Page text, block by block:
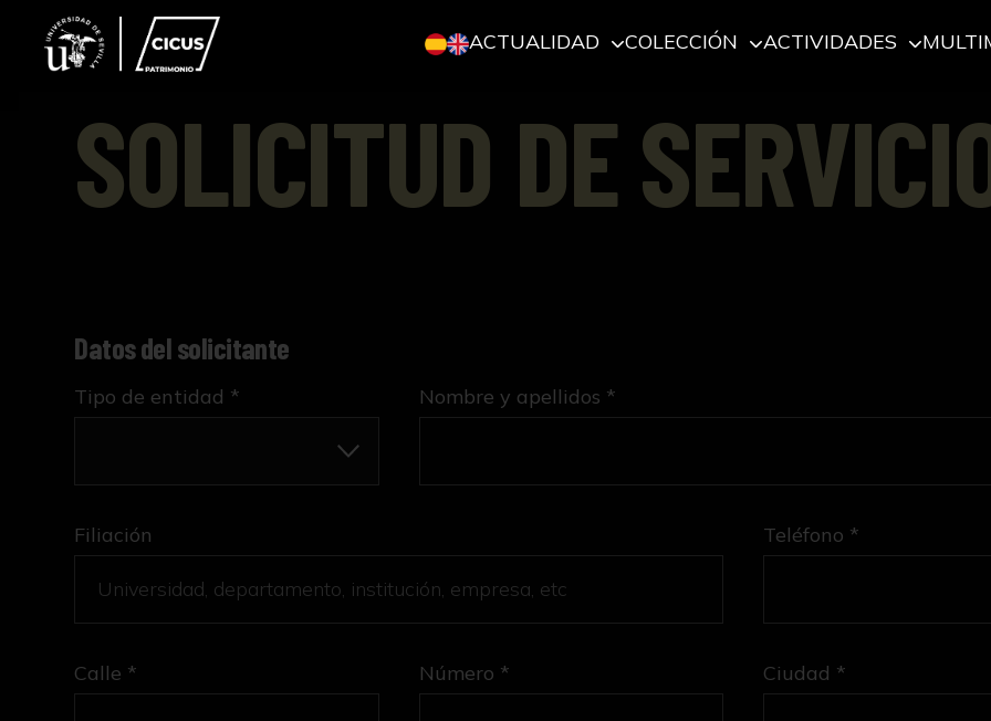
ACTUALIDAD COLECCIÓN ACTIVIDADES
SOLICITUD DE
Datos del solicitante
Tipo de entidad * Nombre y apellidos *
Filiación Teléfono *
Calle * Número * Ciudad *